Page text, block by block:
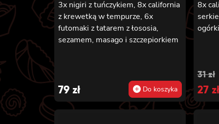
3x nigiri z tuńczykiem, 8x california
z krewetką w tempurze, 6x
futomaki z tatarem z łososia,
sezamem, masago i szczepiorkiem
79 zł Do koszyka
8x
31zł
price
27 zł
price
is: